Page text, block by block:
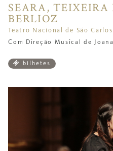
SEARA, TEIXEIRA
BERLIOZ
Teatro Nacional de São
Com Direção Musical de
bilhetes